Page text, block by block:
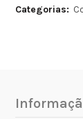
Categorias: